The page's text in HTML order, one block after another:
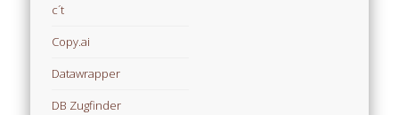
c´t
Copy.ai
Datawrapper
DB Zugfinder